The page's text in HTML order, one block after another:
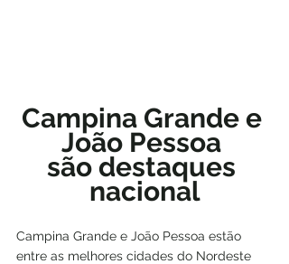
Campina Grande e
João Pessoa
são destaques
nacional
Campina Grande e João Pessoa estão
entre as melhores cidades do Nordeste